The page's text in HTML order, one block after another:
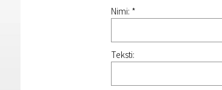
Nimi: *
Teksti: